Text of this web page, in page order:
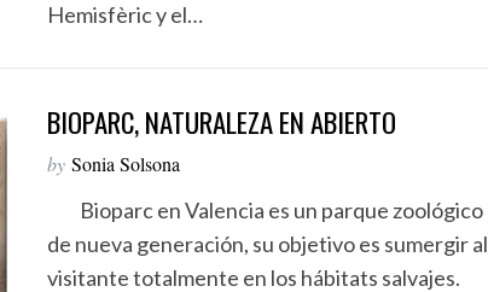
Hemisfèric y el…
BIOPARC, NATURALEZA EN ABIERTO
by Sonia Solsona
Bioparc en Valencia es un parque zoológico
de nueva generación, su objetivo es sumergir al
visitante totalmente en los hábitats salvajes.